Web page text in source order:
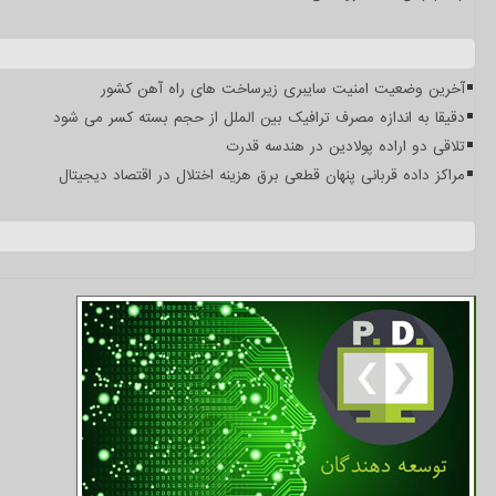
آخرین وضعیت امنیت سایبری زیرساخت های راه آهن کشور
دقیقا به اندازه مصرف ترافیک بین الملل از حجم بسته کسر می شود
تلاقی دو اراده پولادین در هندسه قدرت
مراکز داده قربانی پنهان قطعی برق هزینه اختلال در اقتصاد دیجیتال